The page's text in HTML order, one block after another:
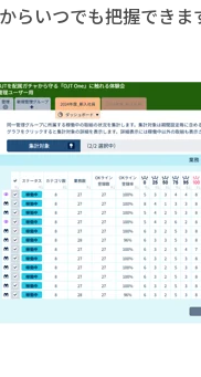
らいつでも把握できま